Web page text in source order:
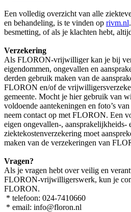
Een volledig overzicht van alle
en behandeling, is te vinden op rivm.nl
besmetting, of als je klachten hebt,
Verzekering
Als FLORON-vrijwilliger kan je bij
eigendommen, ongevallen en
derden gebruik maken van de
FLORON en/of de
gemeente. Mocht je hier gebruik van
voldoende aantekeningen en foto’s
neem contact op met FLORON. Een
eigen ongevallen-, aansprakelijkheids-
ziektekostenverzekering moet
maken van de verzekeringen van
Vragen?
Als je vragen hebt over veilig en
FLORON-vrijwilligerswerk, kun je
FLORON.
* telefoon: 024-7410660
* email: info@floron.nl